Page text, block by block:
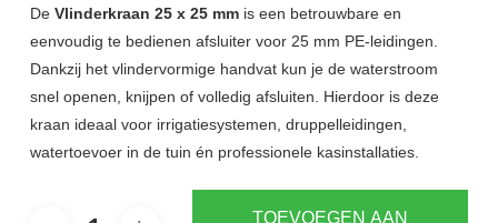
De Vlinderkraan 25 x 25 mmis een betrouwbare en
eenvoudig te bedienen afsluiter voor 25 mm PE-leidingen.
Dankzij het vlindervormige handvat kun je de waterstroom
snel openen, knijpen of volledig afsluiten. Hierdoor is deze
kraan ideaal voor irrigatiesystemen, druppelleidingen,
watertoevoer in de tuin én professionele kasinstallaties.
TOEVOEGEN AAN